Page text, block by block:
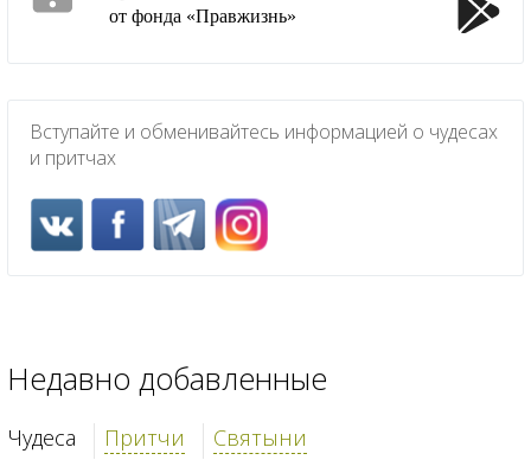
от фонда «Правжизнь»
Вступайте и обменивайтесь информацией о чудесах
и притчах
Недавно добавленные
Чудеса Притчи Святыни